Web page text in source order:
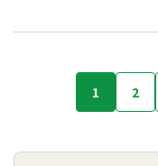
の
1 2